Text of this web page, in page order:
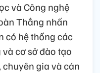
và Công nghệ
Thắng nhấn
có hệ thống các
cơ sở đào tạo
gia và cán